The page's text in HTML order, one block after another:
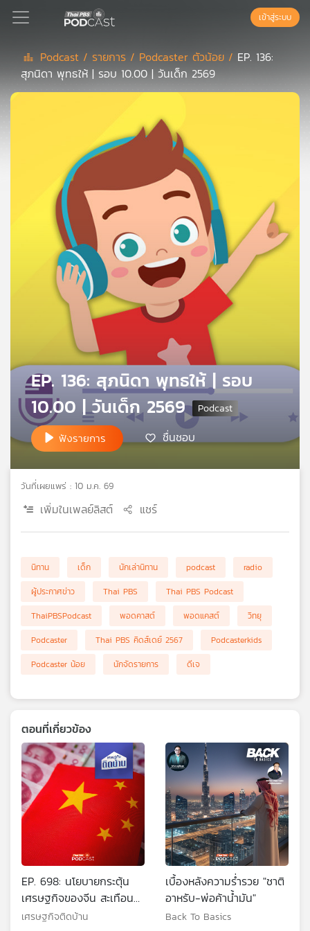
Podcast
เพลง
บทความ
ข่าว
และ
กิจกรรม
เครือ
พี
เอส
แผนที่
วิทยุ
เครือ
ข่าย
เข้าสู่ระบบ
Podcast / รายการ / Podcaster ตัวน้อย / EP. 136:
สุภนิดา พุทธให้ | รอบ 10.00 | วันเด็ก 2569
EP. 136: สุภนิดา พุทธให้ | รอบ
10.00 | วันเด็ก 2569
ฟังรายการ ชื่นชอบ
วันที่เผยแพร่ : 10 ม.ค. 69
เพิ่มในเพลย์ลิสต์ แชร์
นิทาน เด็ก นักเล่านิทาน podcast
radio
ผู้ประกาศข่าว
Thai PBS
Thai PBS Podcast
ThaiPBSPodcast
พอดคาสต์ พอดแคสต์
วิทยุ
Podcaster
Thai PBS คิดส์เดย์ 2567
Podcasterkids
Podcaster น้อย
นักจัดรายการ ดีเจ
ตอนที่เกี่ยวข้อง
EP. 698: นโยบายกระตุ้น
เศรษฐกิจของจีน สะเทือน
สะท้อนถึงเศรษฐกิจไทย
เศรษฐกิจติดบ้าน
เบื้องหลังความร่ำรวย "ชาติ
อาหรับ-พ่อค้าน้ำมัน"
Back To Basics